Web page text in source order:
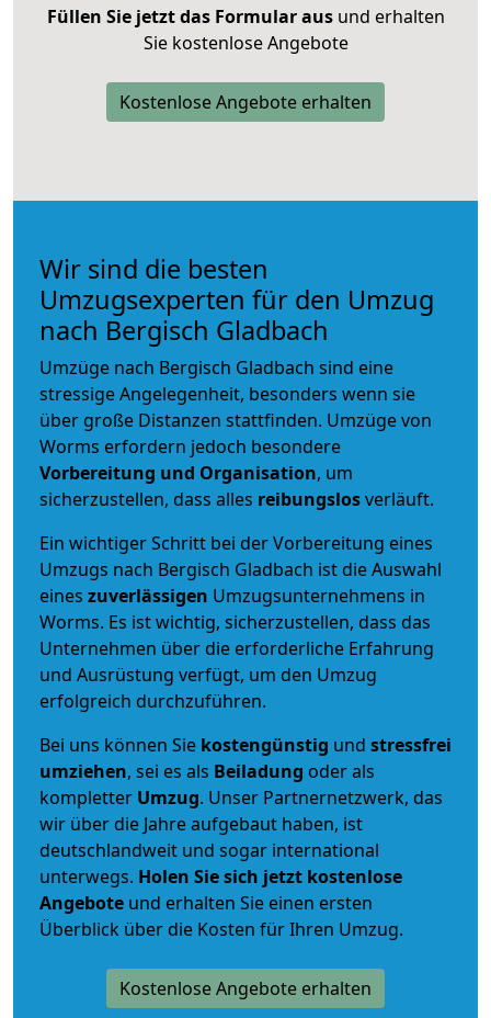
Füllen Sie jetzt das Formular ausund erhalten
Sie kostenlose Angebote
Kostenlose Angebote erhalten
Wir sind die besten
Umzugsexperten für den Umzug
nach Bergisch Gladbach
Umzüge nach Bergisch Gladbach sind eine
stressige Angelegenheit, besonders wenn sie
über große Distanzen stattfinden. Umzüge von
Worms erfordern jedoch besondere
Vorbereitung und Organisation, um
sicherzustellen, dass alles reibungslosverläuft.
Ein wichtiger Schritt bei der Vorbereitung eines
Umzugs nach Bergisch Gladbach ist die Auswahl
eines zuverlässigen Umzugsunternehmens in
Worms. Es ist wichtig, sicherzustellen, dass das
Unternehmen über die erforderliche Erfahrung
und Ausrüstung verfügt, um den Umzug
erfolgreich durchzuführen.
Bei uns können Sie kostengünstig und stressfrei
umziehen, sei es als Beiladung oder als
kompletter Umzug. Unser Partnernetzwerk, das
wir über die Jahre aufgebaut haben, ist
deutschlandweit und sogar international
unterwegs. Holen Sie sich jetzt kostenlose
Angebote und erhalten Sie einen ersten
Überblick über die Kosten für Ihren Umzug.
Kostenlose Angebote erhalten